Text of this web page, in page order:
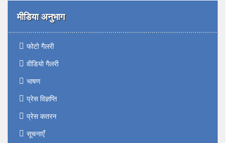
मीडिया अनुभाग
फोटो गैलरी
वीडियो गैलरी
भाषण
प्रेस विज्ञप्ति
प्रेस कतरन
सूचनाएँ